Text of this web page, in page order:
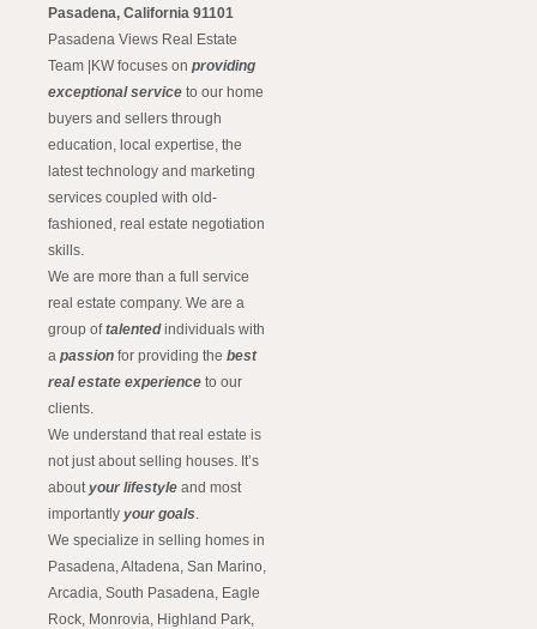
Pasadena, California 91101
Pasadena Views Real Estate
Team |KW focuses on providing
exceptional service to our home
buyers and sellers through
education, local expertise, the
latest technology and marketing
services coupled with old-
fashioned, real estate negotiation
skills.
We are more than a full service
real estate company. We are a
group oftalentedindividuals with
a passion for providing the best
real estate experience to our
clients.
We understand that real estate is
not just about selling houses. It’s
about your lifestyle and most
importantly your goals
We specialize in selling homes in
Pasadena, Altadena, San Marino,
Arcadia, South Pasadena, Eagle
Rock, Monrovia, Highland Park,